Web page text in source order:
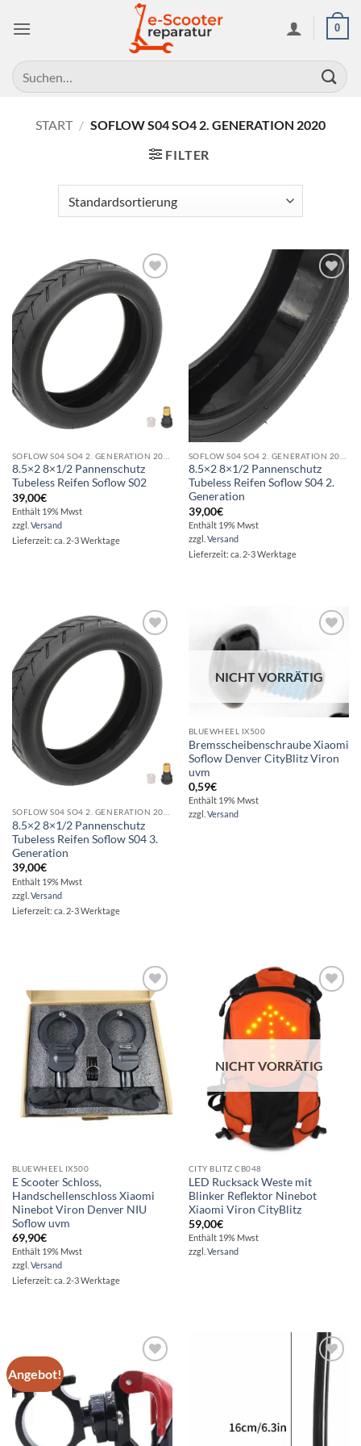
Inhalt
0
Suchen
nach:
START / SOFLOW S04 SO4 2. GENERATION 2020
FILTER
Auf die
Wunschliste
8.5×2 8×1/2 Pannenschutz
Tubeless Reifen Soflow S02
39,00€
Enthält 19% Mwst
zzgl. Versand
Lieferzeit: ca. 2-3 Werktage
Auf die
Wunschliste
8.5×2 8×1/2 Pannenschutz
Tubeless Reifen Soflow S04 2.
Generation
39,00€
Enthält 19% Mwst
zzgl. Versand
Lieferzeit: ca. 2-3 Werktage
Auf die
Wunschliste
8.5×2 8×1/2 Pannenschutz
Tubeless Reifen Soflow S04 3.
Generation
39,00€
Enthält 19% Mwst
zzgl. Versand
Lieferzeit: ca. 2-3 Werktage
Wunschliste
NICHT VORRÄTIG
BLUEWHEEL IX500
Bremsscheibenschraube Xiaomi
Soflow Denver CityBlitz Viron
uvm
0,59€
Enthält 19% Mwst
zzgl. Versand
Auf die
Wunschliste
BLUEWHEEL IX500
E Scooter Schloss,
Handschellenschloss Xiaomi
Ninebot Viron Denver NIU
Soflow uvm
69,90€
Enthält 19% Mwst
zzgl. Versand
Lieferzeit: ca. 2-3 Werktage
Auf die
Wunschliste
NICHT VORRÄTIG
CITY BLITZ CB048
LED Rucksack Weste mit
Blinker Reflektor Ninebot
Xiaomi Viron CityBlitz
59,00€
Enthält 19% Mwst
zzgl. Versand
Angebot!
Auf die
Wunschliste
Auf die
Wunschliste